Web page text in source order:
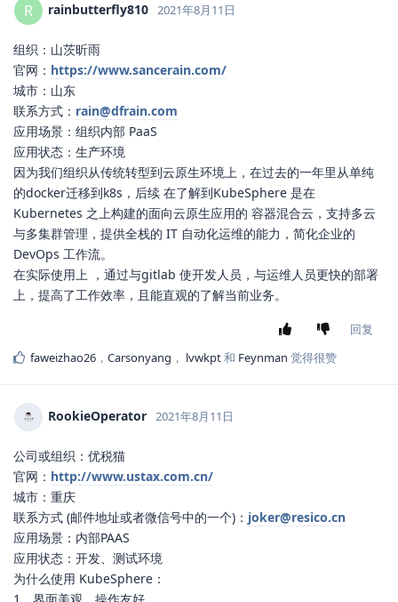
R rainbutterfly810 2021年8月11日
组织：山茨昕雨
官网： https://www.sancerain.com/
城市：山东
联系方式： rain@dfrain.com
应用场景：组织内部 PaaS
应用状态：生产环境
因为我们组织从传统转型到云原生环境上，在过去的一年里从单纯
的docker迁移到k8s，后续 在了解到KubeSphere 是在
Kubernetes 之上构建的面向云原生应用的 容器混合云，支持多云
与多集群管理，提供全栈的 IT 自动化运维的能力，简化企业的
DevOps 工作流。
在实际使用上 ，通过与gitlab 使开发人员，与运维人员更快的部署
上，提高了工作效率，且能直观的了解当前业务。
回复
faweizhao26 ， Carsonyang ， lvwkpt和 Feynman 觉得很赞
RookieOperator 2021年8月11日
公司或组织：优税猫
官网： http://www.ustax.com.cn/
城市：重庆
联系方式 (邮件地址或者微信号中的一个)： joker@resico.cn
应用场景：内部PAAS
应用状态：开发、测试环境
为什么使用 KubeSphere：